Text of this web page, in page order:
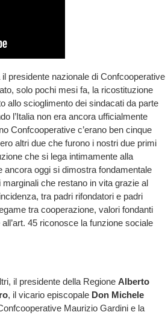
presidente nazionale di Confcooperative
solo pochi mesi fa, la ricostituzione
allo scioglimento dei sindacati da parte
l’Italia non era ancora ufficialmente
Confcooperative c’erano ben cinque
altri due che furono i nostri due primi
che si lega intimamente alla
oggi si dimostra fondamentale
che restano in vita grazie al
tra padri rifondatori e padri
tra cooperazione, valori fondanti
45 riconosce la funzione sociale
il presidente della Regione Alberto
, il vicario episcopale Don Michele
Maurizio Gardini e la